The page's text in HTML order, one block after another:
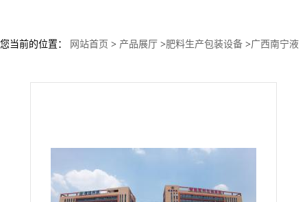
您当前的位置： 网站首页 > 产品展厅 >肥料生产包装设备 >广西南宁液